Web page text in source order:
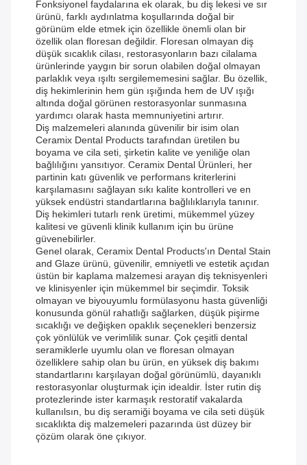
Fonksiyonel faydalarına ek olarak, bu diş lekesi ve sır
ürünü, farklı aydınlatma koşullarında doğal bir
görünüm elde etmek için özellikle önemli olan bir
özellik olan floresan değildir. Floresan olmayan diş
düşük sıcaklık cilası, restorasyonların bazı cilalama
ürünlerinde yaygın bir sorun olabilen doğal olmayan
parlaklık veya ışıltı sergilememesini sağlar. Bu özellik,
diş hekimlerinin hem gün ışığında hem de UV ışığı
altında doğal görünen restorasyonlar sunmasına
yardımcı olarak hasta memnuniyetini artırır.
Diş malzemeleri alanında güvenilir bir isim olan
Ceramix Dental Products tarafından üretilen bu
boyama ve cila seti, şirketin kalite ve yeniliğe olan
bağlılığını yansıtıyor. Ceramix Dental Ürünleri, her
partinin katı güvenlik ve performans kriterlerini
karşılamasını sağlayan sıkı kalite kontrolleri ve en
yüksek endüstri standartlarına bağlılıklarıyla tanınır.
Diş hekimleri tutarlı renk üretimi, mükemmel yüzey
kalitesi ve güvenli klinik kullanım için bu ürüne
güvenebilirler.
Genel olarak, Ceramix Dental Products'ın Dental Stain
and Glaze ürünü, güvenilir, emniyetli ve estetik açıdan
üstün bir kaplama malzemesi arayan diş teknisyenleri
ve klinisyenler için mükemmel bir seçimdir. Toksik
olmayan ve biyouyumlu formülasyonu hasta güvenliği
konusunda gönül rahatlığı sağlarken, düşük pişirme
sıcaklığı ve değişken opaklık seçenekleri benzersiz
çok yönlülük ve verimlilik sunar. Çok çeşitli dental
seramiklerle uyumlu olan ve floresan olmayan
özelliklere sahip olan bu ürün, en yüksek diş bakımı
standartlarını karşılayan doğal görünümlü, dayanıklı
restorasyonlar oluşturmak için idealdir. İster rutin diş
protezlerinde ister karmaşık restoratif vakalarda
kullanılsın, bu diş seramiği boyama ve cila seti düşük
sıcaklıkta diş malzemeleri pazarında üst düzey bir
çözüm olarak öne çıkıyor.